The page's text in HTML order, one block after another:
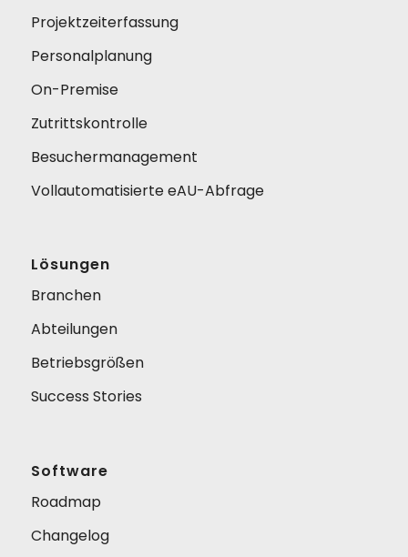
Projektzeiterfassung
Personalplanung
On-Premise
Zutrittskontrolle
Besuchermanagement
Vollautomatisierte eAU-Abfrage
Lösungen
Branchen
Abteilungen
Betriebsgrößen
Success Stories
Software
Roadmap
Changelog